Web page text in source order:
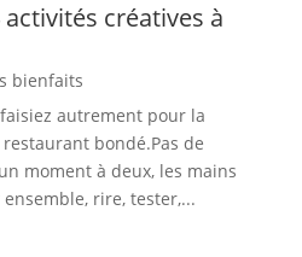
créatives à
bienfaits
autrement pour la
bondé.Pas de
moment à deux, les mains
rire, tester,...